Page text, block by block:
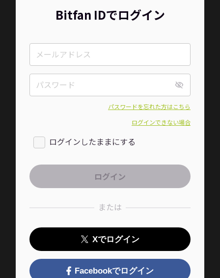
Bitfan IDでログイン
パスワードを忘れた方はこちら
ログインできない場合
ログインしたままにする
または
Xでログイン
Facebookでログイン